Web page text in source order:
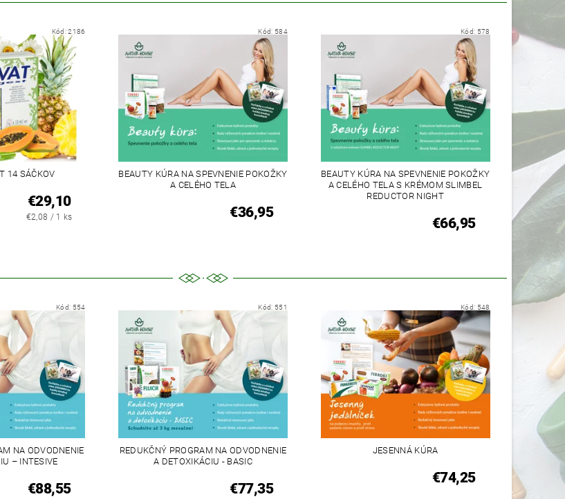
Kód:2186
14 SÁČKOV
€29,10
€2,08 / 1 ks
Kód: 584
BEAUTY KÚRA NA SPEVNENIE POKOŽKY
A CELÉHO TELA
€36,95
Kód: 578
BEAUTY KÚRA NA SPEVNENIE POKOŽKY
A CELÉHO TELA S KRÉMOM SLIMBEL
REDUCTOR NIGHT
€66,95
Kód: 554
NA ODVODNENIE
– INTESIVE
€88,55
Kód: 551
REDUKČNÝ PROGRAM NA ODVODNENIE
A DETOXIKÁCIU - BASIC
€77,35
Kód: 548
JESENNÁ KÚRA
€74,25